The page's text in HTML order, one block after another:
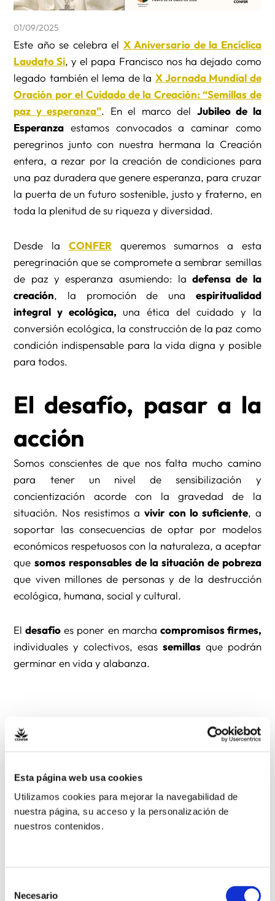
Esta página web usa cookies
Utilizamos cookies para mejorar la navegabilidad de
nuestra página, su acceso y la personalización de
nuestros contenidos.
Necesario
01/09/2025
Este año se celebra el X Aniversario de la Encíclica
Laudato Si, y el papa Francisco nos ha dejado como
legado también el lema de la X Jornada Mundial de
Oración por el Cuidado de la Creación: “Semillas de
paz y esperanza”. En el marco del Jubileo de la
Esperanza estamos convocados a caminar como
peregrinos junto con nuestra hermana la Creación
entera, a rezar por la creación de condiciones para
una paz duradera que genere esperanza, para cruzar
la puerta de un futuro sostenible, justo y fraterno, en
toda la plenitud de su riqueza y diversidad.
Desde la CONFER queremos sumarnos a esta
peregrinación que se compromete a sembrar semillas
de paz y esperanza asumiendo: ladefensa de la
creación, la promoción de una espiritualidad
integral y ecológica, una ética del cuidado y la
conversión ecológica, la construcción de la paz como
condición indispensable para la vida digna y posible
para todos.
El desafío, pasar a la
acción
Somos conscientes de que nos falta mucho camino
para tener un nivel de sensibilización y
concientización acorde con la gravedad de la
situación. Nos resistimos a vivir con lo suficiente, a
soportar las consecuencias de optar por modelos
económicos respetuosos con la naturaleza, a aceptar
quesomos responsables de la situación de pobreza
que viven millones de personas y de la destrucción
ecológica, humana, social y cultural.
Eldesafío es poner en marcha compromisos firmes,
individuales y colectivos, esas semillasque podrán
germinar en vida y alabanza.
La justicia ambiental —anunciada
implícitamente por los profetas— ya no